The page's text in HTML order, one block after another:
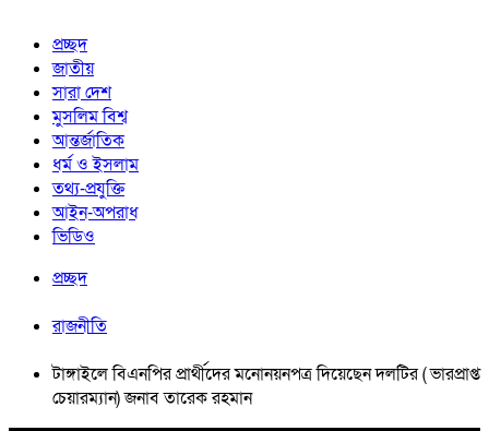
প্রচ্ছদ
জাতীয়
সারা দেশ
মুসলিম বিশ্ব
আন্তর্জাতিক
ধর্ম ও ইসলাম
তথ্য-প্রযুক্তি
আইন-অপরাধ
ভিডিও
প্রচ্ছদ
রাজনীতি
টাঙ্গাইলে বিএনপির প্রার্থীদের মনোনয়নপত্র দিয়েছেন দলটির ( ভারপ্রাপ্ত
চেয়ারম্যান) জনাব তারেক রহমান